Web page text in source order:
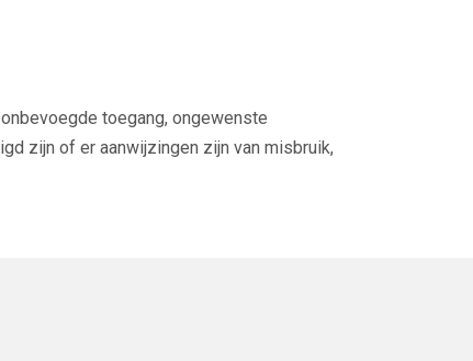
toegang, ongewenste
zijn of er aanwijzingen zijn van misbruik,